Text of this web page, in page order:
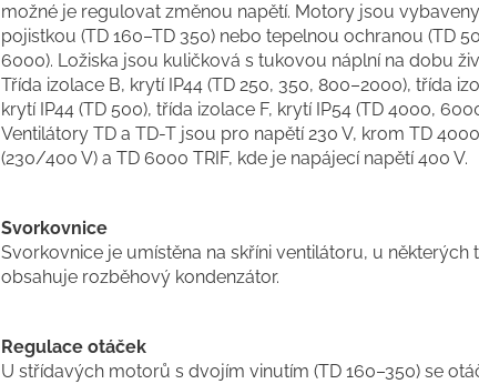
možné je regulovat změnou napětí. Motory jsou
pojistkou (TD 160–TD 350) nebo tepelnou ochranou (TD
6000). Ložiska jsou kuličková s tukovou náplní na dobu
Třída izolace B, krytí IP44 (TD 250, 350, 800–2000), třída
krytí IP44 (TD 500), třída izolace F, krytí IP54 (TD 4000,
Ventilátory TD a TD-T jsou pro napětí 230 V, krom TD
(230/400 V) a TD 6000 TRIF, kde je napájecí napětí 400 V.
Svorkovnice
Svorkovnice je umístěna na skříni ventilátoru, u některých
obsahuje rozběhový kondenzátor.
Regulace otáček
U střídavých motorů s dvojím vinutím (TD 160–350) se